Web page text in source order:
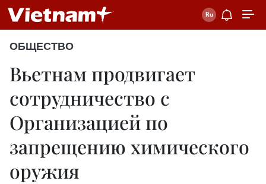
ОБЩЕСТВО
Вьетнам продвигает
сотрудничество с
Организацией по
запрещению химического
оружия